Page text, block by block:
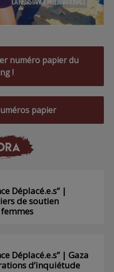
numéro papier du
!
papier
Déplacé.e.s” |
de soutien
Déplacé.e.s” | Gaza
d’inquiétude